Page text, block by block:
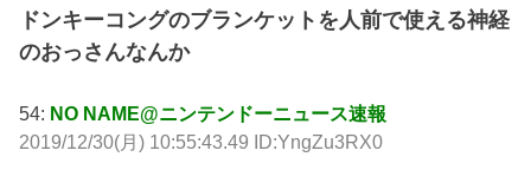
ドンキーコングのブランケットを人前で使える神経
のおっさんなんか
54: NO NAME@ニンテンドーニュース速報
2019/12/30(月) 10:55:43.49 ID:YngZu3RX0